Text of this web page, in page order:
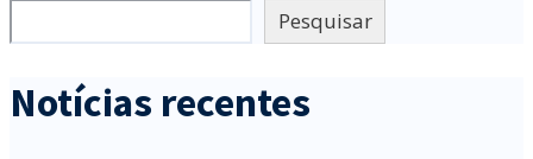
Pesquisar
Notícias recentes